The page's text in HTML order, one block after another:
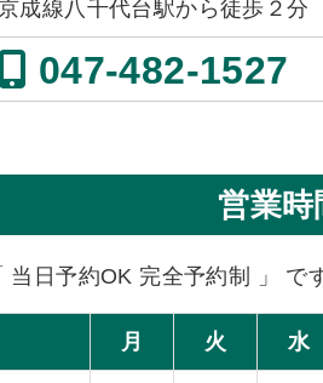
成線八千代台駅から徒歩２分
047-482-1527
営業時
日予約OK 完全予約制 」 で
月 火 水